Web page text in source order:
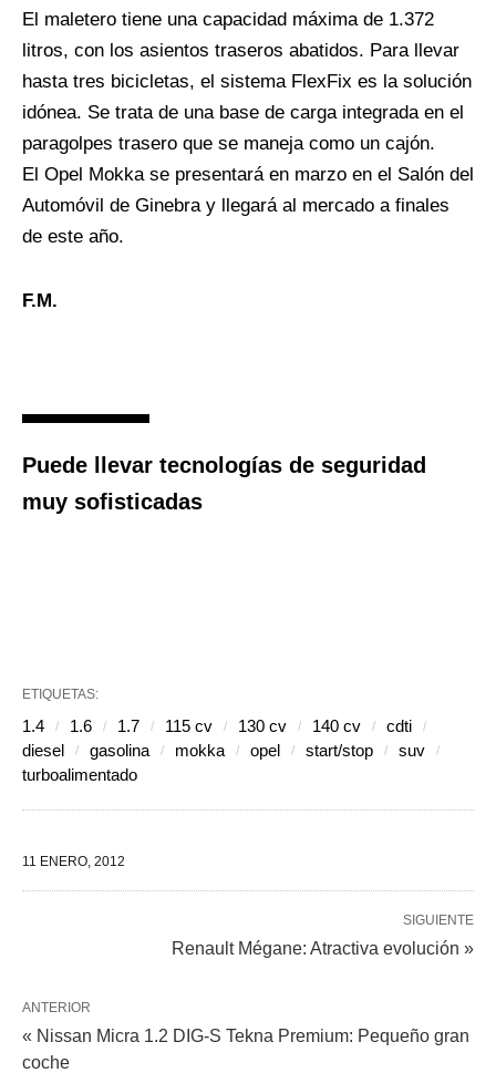
El maletero tiene una capacidad máxima de 1.372
litros, con los asientos traseros abatidos. Para llevar
hasta tres bicicletas, el sistema FlexFix es la solución
idónea. Se trata de una base de carga integrada en el
paragolpes trasero que se maneja como un cajón.
El Opel Mokka se presentará en marzo en el Salón del
Automóvil de Ginebra y llegará al mercado a finales
de este año.
F.M.
Puede llevar tecnologías de seguridad
muy sofisticadas
ETIQUETAS:
1.4 1.6 1.7 115 cv 130 cv 140 cv
cdti
diesel
gasolina mokka opel start/stop
suv
turboalimentado
11 ENERO, 2012
SIGUIENTE
Renault Mégane: Atractiva evolución »
ANTERIOR
« Nissan Micra 1.2 DIG-S Tekna Premium: Pequeño gran
coche